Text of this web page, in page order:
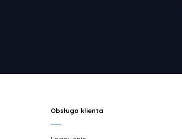
Obsługa klienta